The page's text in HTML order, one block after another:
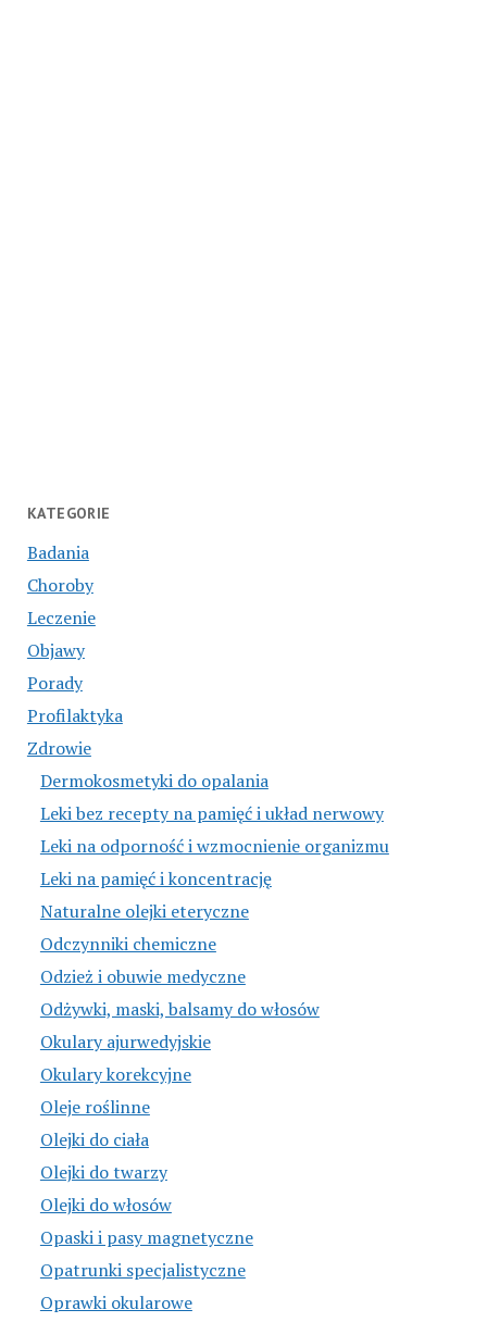
KATEGORIE
Badania
Choroby
Leczenie
Objawy
Porady
Profilaktyka
Zdrowie
Dermokosmetyki do opalania
Leki bez recepty na pamięć i układ nerwowy
Leki na odporność i wzmocnienie organizmu
Leki na pamięć i koncentrację
Naturalne olejki eteryczne
Odczynniki chemiczne
Odzież i obuwie medyczne
Odżywki, maski, balsamy do włosów
Okulary ajurwedyjskie
Okulary korekcyjne
Oleje roślinne
Olejki do ciała
Olejki do twarzy
Olejki do włosów
Opaski i pasy magnetyczne
Opatrunki specjalistyczne
Oprawki okularowe